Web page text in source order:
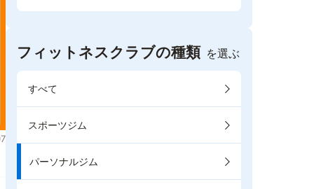
フィットネスクラブの種類 を選ぶ
すべて
スポーツジム
パーソナルジム